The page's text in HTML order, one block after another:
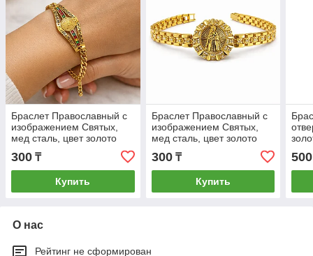
Браслет Православный с
изображением Святых,
мед сталь, цвет золото
300 ₸
Купить
Браслет Православный с
изображением Святых,
мед сталь, цвет золото
300₸
Купить
500
О нас
Рейтинг не сформирован